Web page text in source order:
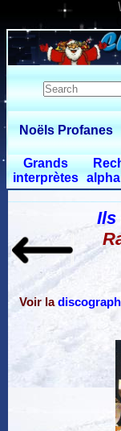
Noëls Profanes
Grands
interprètes
Ils
Voir la